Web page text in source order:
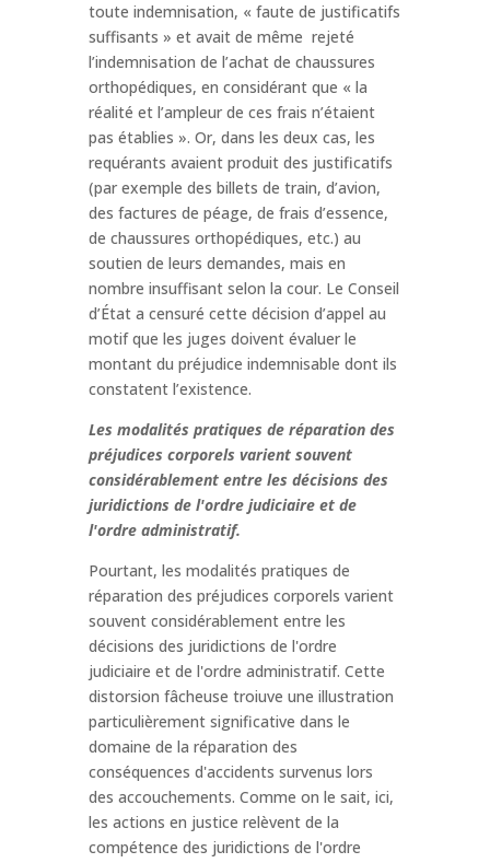
toute indemnisation, « faute de justificatifs
suffisants » et avait de même rejeté
l’indemnisation de l’achat de chaussures
orthopédiques, en considérant que « la
réalité et l’ampleur de ces frais n’étaient
pas établies ». Or, dans les deux cas, les
requérants avaient produit des justificatifs
(par exemple des billets de train, d’avion,
des factures de péage, de frais d’essence,
de chaussures orthopédiques, etc.) au
soutien de leurs demandes, mais en
nombre insuffisant selon la cour. Le Conseil
d’État a censuré cette décision d’appel au
motif que les juges doivent évaluer le
montant du préjudice indemnisable dont ils
constatent l’existence.
Les modalités pratiques de réparation des
préjudices corporels varient souvent
considérablement entre les décisions des
juridictions de l'ordre judiciaire et de
l'ordre administratif.
Pourtant, les modalités pratiques de
réparation des préjudices corporels varient
souvent considérablement entre les
décisions des juridictions de l'ordre
judiciaire et de l'ordre administratif. Cette
distorsion fâcheuse troiuve une illustration
particulièrement significative dans le
domaine de la réparation des
conséquences d'accidents survenus lors
des accouchements. Comme on le sait, ici,
les actions en justice relèvent de la
compétence des juridictions de l'ordre